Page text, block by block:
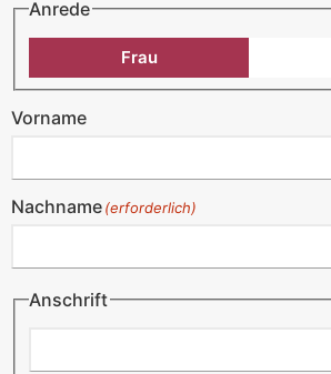
Anrede
Frau
Vorname
Nachname(erforderlich)
Anschrift